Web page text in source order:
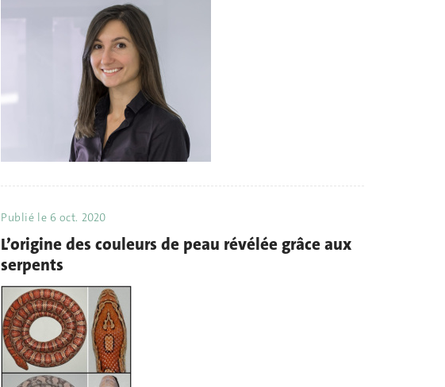
Publié le 6 oct. 2020
L’origine des couleurs de peau révélée grâce aux
serpents